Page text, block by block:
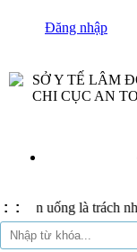
Đăng nhập
SỞ Y TẾ LÂM
CHI CỤC AN
: : là trách nhiệm của